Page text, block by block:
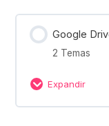
Google
2 Temas
Expandir